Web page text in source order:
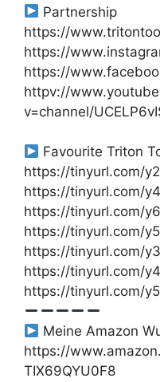
Partnership
https://
https://
https://
httpv://
v=channel/
Favourite Triton
https://tinyurl.com/
https://tinyurl.com/
https://tinyurl.com/
https://tinyurl.com/
https://tinyurl.com/
https://tinyurl.com/
https://tinyurl.com/
Meine Amazon
https://
TIX69QYU0F8